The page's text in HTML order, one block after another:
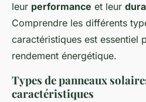
leur performance et leur
Comprendre les différents
caractéristiques est essentiel
rendement énergétique.
Types de panneaux
caractéristiques